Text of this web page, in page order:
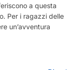
a questa
Per i ragazzi delle
un’avventura